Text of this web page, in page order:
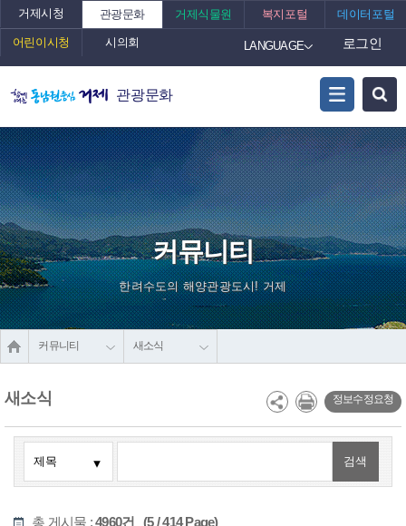
거제시청 관광문화 거제식물원 복지포털 데이터포털
어린이시청 시의회 LANGUAGE 로그인
관광문화
커뮤니티
한려수도의 해양관광도시! 거제
커뮤니티 새소식
새소식 정보수정요청